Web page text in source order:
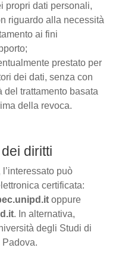
propri dati personali,
riguardo alla necessità
ai fini
prestato per
dei dati, senza con
trattamento basata
della revoca.
diritti
può
certificata:
oppure
. In alternativa,
degli Studi di
Padova.